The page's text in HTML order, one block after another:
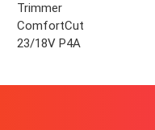
Trimmer
ComfortCut
23/18V P4A